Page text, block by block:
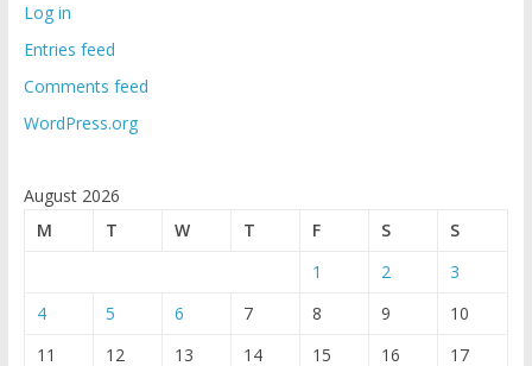
Log in
Entries feed
Comments feed
WordPress.org
August 2026
M
T W T F S
S
1
2
3
4
5 6 7 8 9
10
11
12 13 14 15 16 17